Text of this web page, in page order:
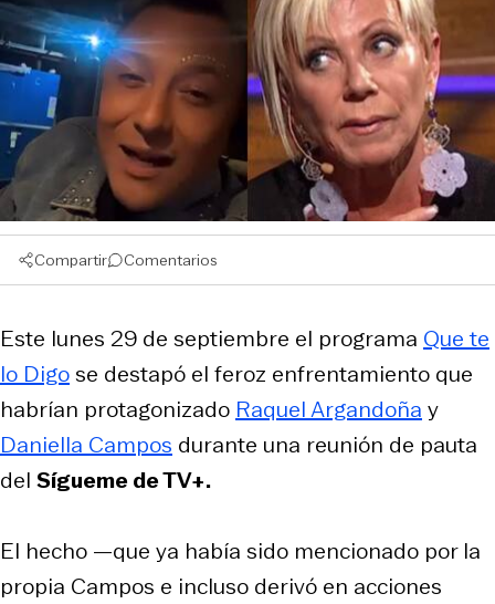
Compartir Comentarios
Este lunes 29 de septiembre el programa Que te
lo Digose destapó el feroz enfrentamiento que
habrían protagonizado Raquel Argandoña y
Daniella Campos durante una reunión de pauta
del Sígueme de TV+.
El hecho —que ya había sido mencionado por la
propia Campos e incluso derivó en acciones